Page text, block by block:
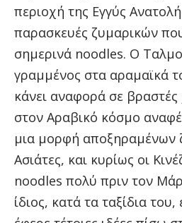
περιοχή της Εγγύς
παρασκευές ζυμαρικών
σημερινά noodles. Ο
γραμμένος στα αραμαϊκά
κάνει αναφορά σε βραστές
στον Αραβικό κόσμο
μια μορφή αποξηραμένων
Ασιάτες, και κυρίως οι
noodles πολύ πριν τον
ίδιος, κατά τα ταξίδια